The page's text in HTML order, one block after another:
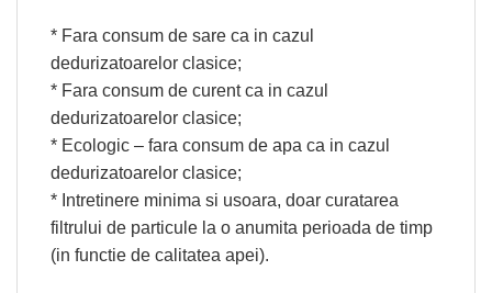
* Fara consum de sare ca in cazul
dedurizatoarelor clasice;
* Fara consum de curent ca in cazul
dedurizatoarelor clasice;
* Ecologic – fara consum de apa ca in cazul
dedurizatoarelor clasice;
* Intretinere minima si usoara, doar curatarea
filtrului de particule la o anumita perioada de timp
(in functie de calitatea apei).